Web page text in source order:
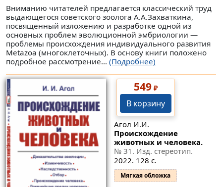
Вниманию читателей предлагается классический труд
выдающегося советского зоолога А.А.Захваткина,
посвященный изложению и разработке одной из
основных проблем эволюционной эмбриологии —
проблемы происхождения индивидуального развития
Metazoa (многоклеточных). В основу книги положено
подробное рассмотрение... (Подробнее)
549₽
В корзину
Агол И.И.
Происхождение
животных и человека.
№ 31 . Изд. стереотип.
2022. 128 с.
Мягкая обложка